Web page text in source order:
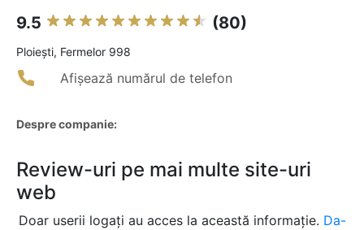
9.5 (80)
Ploieşti, Fermelor 998
Afișează numărul de telefon
Despre companie:
Review-uri pe mai multe site-uri
web
Doar userii logați au acces la această informație. Da-